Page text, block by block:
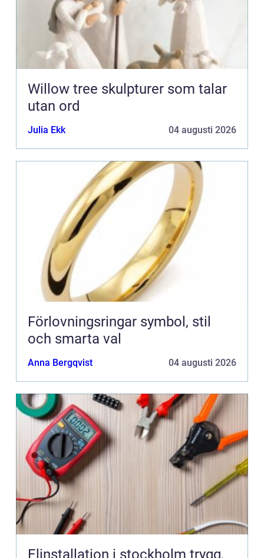
Willow tree skulpturer som talar
utan ord
Julia Ekk 04 augusti 2026
Förlovningsringar symbol, stil
och smarta val
Anna Bergqvist 04 augusti 2026
Elinstallation i stockholm trygg,